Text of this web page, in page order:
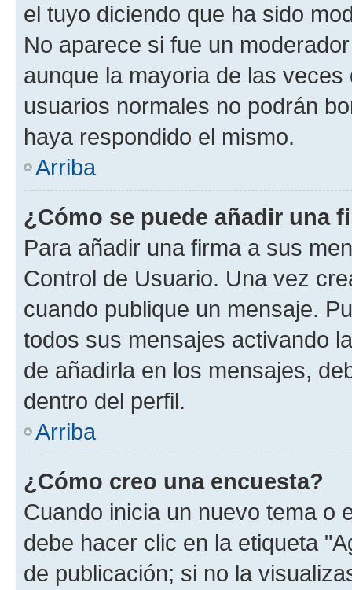
el tuyo diciendo que ha sido
No aparece si fue un
aunque la mayoria de las
usuarios normales no podrán
haya respondido el mismo.
Arriba
¿Cómo se puede añadir una
Para añadir una firma a sus
Control de Usuario. Una vez
cuando publique un mensaje.
todos sus mensajes activando
de añadirla en los mensajes,
dentro del perfil.
Arriba
¿Cómo creo una encuesta?
Cuando inicia un nuevo tema o
debe hacer clic en la etiqueta
de publicación; si no la